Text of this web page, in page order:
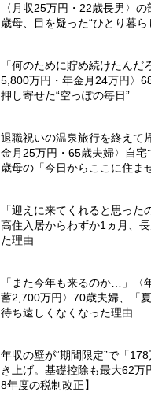
〈月収25万円・22歳長男〉
歳母、目を疑った“ひとり暮ら
「何のために貯め続けたん
5,800万円・年金月24万円〉
押し寄せた“空っぽの毎日”
退職祝いの温泉旅行を終えて
金月25万円・65歳夫婦〉自宅
歳母の「今日からここに住ま
「迎えに来てくれると思った
高住入居からわずか1ヵ月、
た理由
「また今年も来るのか…」〈
蓄2,700万円〉70歳夫婦、「
待ち遠しくなくなった理由
年収の壁が“期間限定”で「178
き上げ。基礎控除も最大62万
8年度の税制改正】